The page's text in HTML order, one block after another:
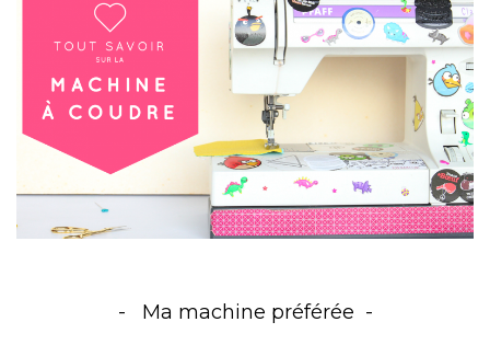
Ma machine préférée